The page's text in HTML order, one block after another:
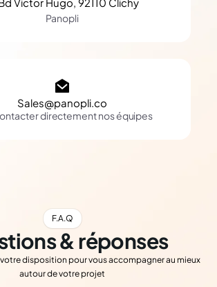
Victor Hugo, 92110 Clichy
Panopli
Sales@panopli.co
directement nos équipes
F.A.Q
& réponses
disposition pour vous accompagner au mieux
autour de votre projet